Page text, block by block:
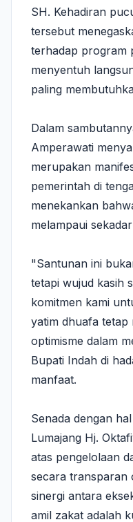
SH. Kehadiran
tersebut
terhadap program
menyentuh
paling
Dalam
Amperawati
merupakan
pemerintah di
menekankan
melampaui
"Santunan ini
tetapi wujud kasih
komitmen kami
yatim dhuafa tetap
optimisme dalam
Bupati Indah di
manfaat.
Senada dengan
Lumajang Hj.
atas pengelolaan
secara transparan
sinergi antara
amil zakat adalah